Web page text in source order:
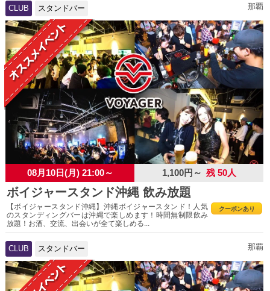
CLUB スタンドバー 那覇
08月10日(月) 21:00～ 1,100円～ 残 50人
ボイジャースタンド沖縄 飲み放題
クーポンあり
【ボイジャースタンド沖縄】沖縄ボイジャースタンド！人気
のスタンディングバーは沖縄で楽しめます！時間無制限飲み
放題！お酒、交流、出会いが全て楽しめる...
CLUB スタンドバー 那覇